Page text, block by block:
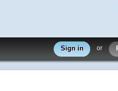
Sign in or